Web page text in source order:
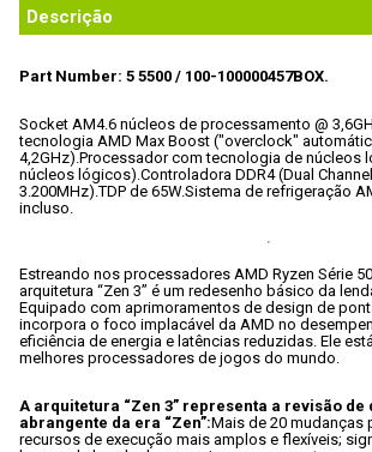
Descrição
Part Number: 5 5500 / 100-100000457BOX.
Socket AM4.6 núcleos de processamento @
tecnologia AMD Max Boost ("overclock"
4,2GHz).Processador com tecnologia de núcleos
núcleos lógicos).Controladora DDR4 (Dual
3.200MHz).TDP de 65W.Sistema de refrigeração
incluso.
Estreando nos processadores AMD Ryzen Série
arquitetura “Zen 3” é um redesenho básico da
Equipado com aprimoramentos de design de
incorpora o foco implacável da AMD no
eficiência de energia e latências reduzidas. Ele
melhores processadores de jogos do mundo.
A arquitetura “Zen 3” representa a revisão de
abrangente da era “Zen”:Mais de 20 mudanças
recursos de execução mais amplos e flexíveis;